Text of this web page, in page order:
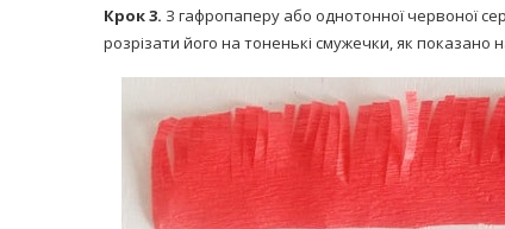
Крок 3. З гафропаперу або однотонної червоної
розрізати його на тоненькі смужечки, як показано